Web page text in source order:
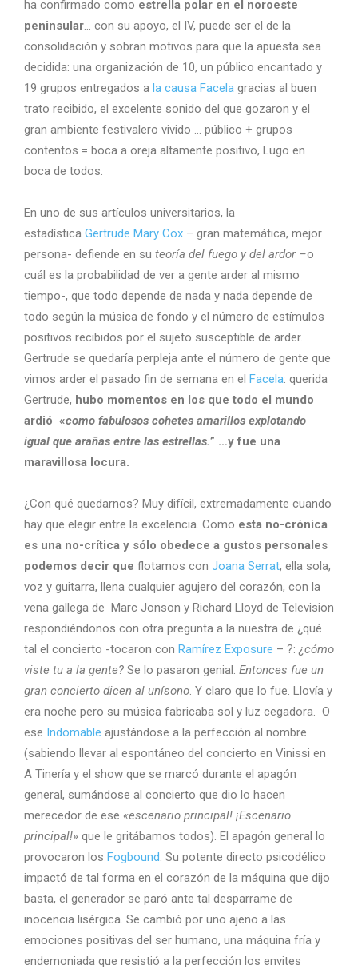
ha confirmado como estrella polar en el noroeste
peninsular… con su apoyo, el IV, puede ser el de la
consolidación y sobran motivos para que la apuesta sea
decidida: una organización de 10, un público encantado y
19 grupos entregados a la causa Facela gracias al buen
trato recibido, el excelente sonido del que gozaron y el
gran ambiente festivalero vivido … público + grupos
contentos = boca a oreja altamente positivo, Lugo en
boca de todos.
En uno de sus artículos universitarios, la
estadística Gertrude Mary Cox – gran matemática, mejor
persona- defiende en su teoría del fuego y del ardor –o
cuál es la probabilidad de ver a gente arder al mismo
tiempo-, que todo depende de nada y nada depende de
todo según la música de fondo y el número de estímulos
positivos recibidos por el sujeto susceptible de arder.
Gertrude se quedaría perpleja ante el número de gente que
vimos arder el pasado fin de semana en el Facela: querida
Gertrude, hubo momentos en los que todo el mundo
ardió «como fabulosos cohetes amarillos explotando
igual que arañas entre las estrellas.” …y fue una
maravillosa locura.
¿Con qué quedarnos? Muy difícil, extremadamente cuando
hay que elegir entre la excelencia. Como esta no-crónica
es una no-crítica y sólo obedece a gustos personales
podemos decir que flotamos con Joana Serrat, ella sola,
voz y guitarra, llena cualquier agujero del corazón, con la
vena gallega de Marc Jonson y Richard Lloyd de Television
respondiéndonos con otra pregunta a la nuestra de ¿qué
tal el concierto -tocaron con Ramírez Exposure – ?: ¿cómo
viste tu a la gente? Se lo pasaron genial. Entonces fue un
gran concierto dicen al unísono. Y claro que lo fue. Llovía y
era noche pero su música fabricaba sol y luz cegadora. O
ese Indomable ajustándose a la perfección al nombre
(sabiendo llevar al espontáneo del concierto en Vinissi en
A Tinería y el show que se marcó durante el apagón
general, sumándose al concierto que dio lo hacen
merecedor de ese «escenario principal! ¡Escenario
principal!» que le gritábamos todos). El apagón general lo
provocaron los Fogbound. Su potente directo psicodélico
impactó de tal forma en el corazón de la máquina que dijo
basta, el generador se paró ante tal desparrame de
inocencia lisérgica. Se cambió por uno ajeno a las
emociones positivas del ser humano, una máquina fría y
endemoniada que resistió a la perfección los envites